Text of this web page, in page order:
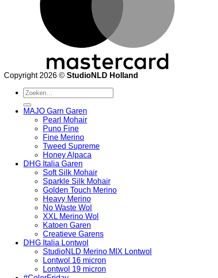
Copyright 2026 © StudioNLD Holland
Zoeken
naar:
MAJO Garn Garen
Pearl Mohair
Puno Fine
Fine Merino
Tweed Supreme
Honey Alpaca
DHG Italia Garen
Soft Silk Mohair
Sparkle Silk Mohair
Golden Touch Merino
Heavy Merino
No Waste Wol
XXL Merino Wol
Katoen Garen
Creatieve Garens
DHG Italia Lontwol
StudioNLD Merino MIX Lontwol
Lontwol 16 micron
Lontwol 19 micron